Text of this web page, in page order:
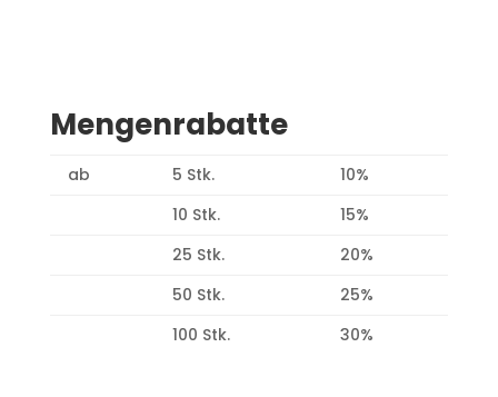
Mengenrabatte
ab 5 Stk.
10%
10 Stk.
15%
25 Stk.
20%
50 Stk.
25%
100 Stk.
30%